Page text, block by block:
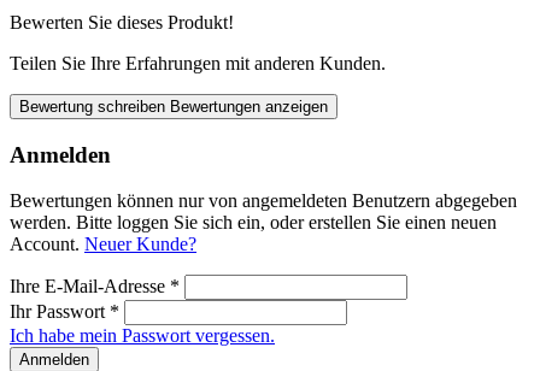
Bewerten Sie dieses Produkt!
Teilen Sie Ihre Erfahrungen mit anderen Kunden.
Bewertung schreiben Bewertungen anzeigen
Anmelden
Bewertungen können nur von angemeldeten Benutzern abgegeben
werden. Bitte loggen Sie sich ein, oder erstellen Sie einen neuen
Account. Neuer Kunde?
Ihre E-Mail-Adresse *
Ihr Passwort *
Ich habe mein Passwort vergessen.
Anmelden